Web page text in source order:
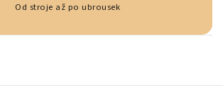
Od stroje až po ubrousek